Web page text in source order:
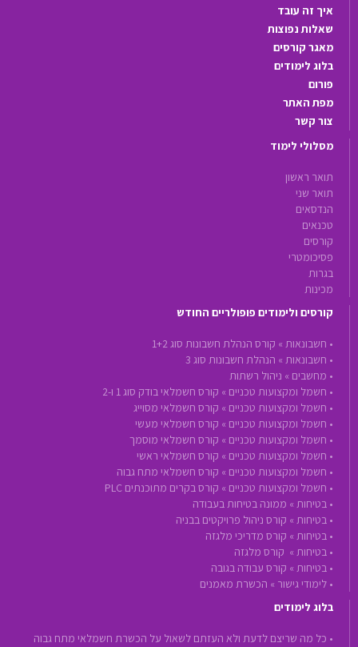
איך זה עובד
שאלות נפוצות
מאגר קורסים
בלוג לימודים
פורום
מפת האתר
צור קשר
מסלולי לימוד
תואר ראשון
תואר שני
הנדסאים
טכנאים
קורסים
פסיכומטרי
בגרות
מכינות
קורסים ולימודים פופולריים החודש
• חשבונאות » קורס הנהלת חשבונות סוג 1+2
• חשבונאות » הנהלת חשבונות סוג 3
• מחשבים » ניהול רשתות
• חשמל ומקצועות טכניים » קורס חשמלאי בודק סוג 1 ו-2
• חשמל ומקצועות טכניים » קורס חשמלאי מסוייג
• חשמל ומקצועות טכניים » קורס חשמלאי מעשי
• חשמל ומקצועות טכניים » קורס חשמלאי מוסמך
• חשמל ומקצועות טכניים » קורס חשמלאי ראשי
• חשמל ומקצועות טכניים » קורס חשמלאי מתח גבוה
• חשמל ומקצועות טכניים » קורס בקרים מתוכנתים PLC
• בטיחות » ממונה בטיחות בעבודה
• בטיחות » קורס ניהול פרויקטים בבניה
• בטיחות » קורס מדריכי מלגזה
• בטיחות » קורס מלגזה
• בטיחות » קורס עבודה בגובה
• לימודי גישור » הכשרת מאמנים
בלוג לימודים
• כל מה שריצם לדעת ולא העזתם לשאול על הכשרת חשמלאי מתח גבוה